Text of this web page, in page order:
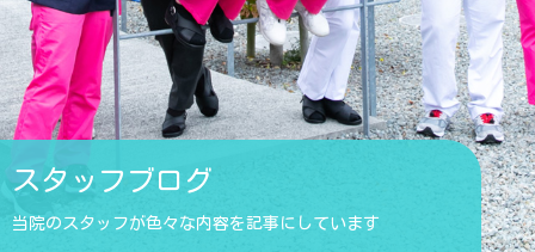
スタッフブログ
当院のスタッフが色々な内容を記事にしています